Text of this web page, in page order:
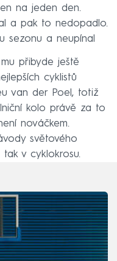
na jeden den.
a pak to nedopadlo.
sezonu a neupínal
přibyde ještě
cyklistů
van der Poel, totiž
kolo právě za to
nováčkem.
světového
v cyklokrosu.